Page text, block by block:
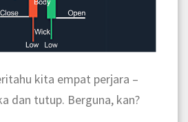
kita empat perjara –
dan tutup. Berguna, kan?